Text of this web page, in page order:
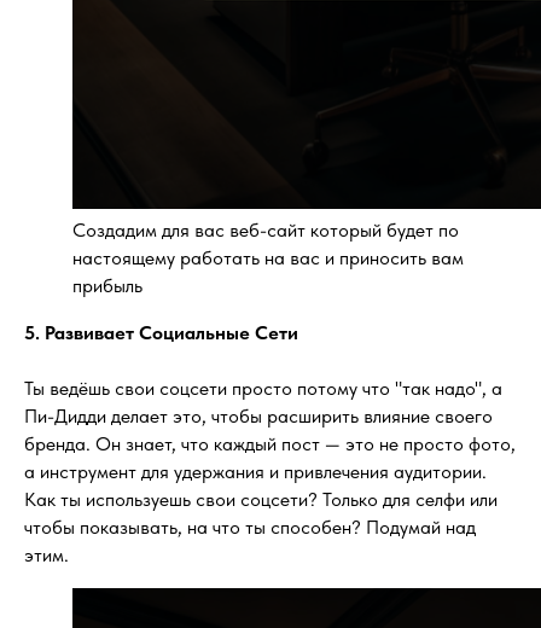
Создадим для вас веб-сайт который будет по
настоящему работать на вас и приносить вам
прибыль
5. Развивает Социальные Сети
Ты ведёшь свои соцсети просто потому что "так надо", а
Пи-Дидди делает это, чтобы расширить влияние своего
бренда. Он знает, что каждый пост — это не просто фото,
а инструмент для удержания и привлечения аудитории.
Как ты используешь свои соцсети? Только для селфи или
чтобы показывать, на что ты способен? Подумай над
этим.